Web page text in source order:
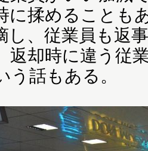
に揉めることも
し、従業員も返
返却時に違う従
う話もある。